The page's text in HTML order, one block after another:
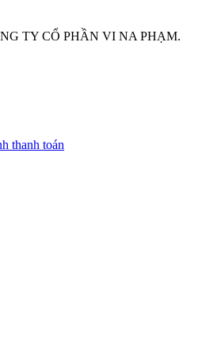
TY CỔ PHẦN VI NA PHẠM.
thanh toán